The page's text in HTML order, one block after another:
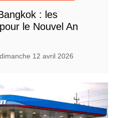
: les
le Nouvel An
dimanche 12 avril 2026